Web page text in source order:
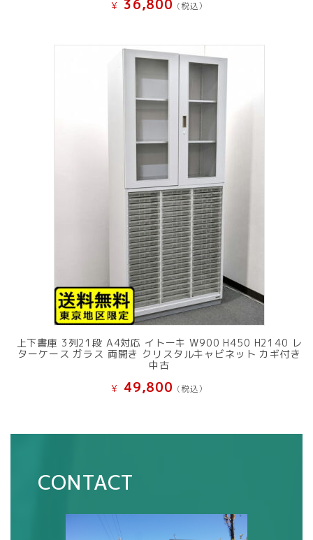
¥ 36,800 (税込）
上下書庫 3列21段 A4対応 イトーキ W900 H450 H2140 レ
ターケース ガラス 両開き クリスタルキャビネット カギ付き
中古
¥ 49,800 (税込）
CONTACT